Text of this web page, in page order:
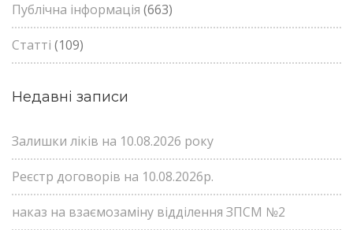
Публічна інформація (663)
Статті (109)
Недавні записи
Залишки ліків на 10.08.2026 року
Реєстр договорів на 10.08.2026р.
наказ на взаємозаміну відділення ЗПСМ №2